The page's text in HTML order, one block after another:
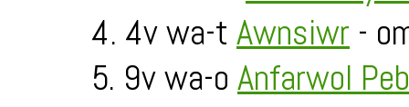
4. 4v wa-t Awnsiwr -
5. 9v wa-o Anfarwol